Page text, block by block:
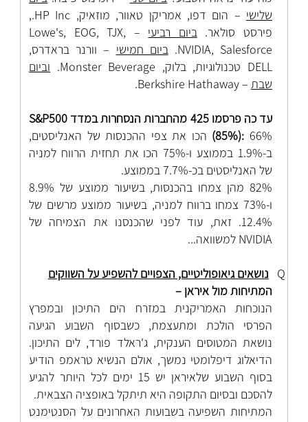
שלישי – הום דפו, אמריקן טאוור, מוזאיק, HP Inc.
,
פירסט סולאר.ביום רביעי –
Lowe's, EOG, TJX,
NVIDIA, Salesforce. ביום חמישי – וורנר בראדרס,
DELL טכנולוגיות, בלוק, Monster Beverage.
וביום
שבת – Berkshire Hathaway.
עד כה פרסמו 425 מהחברות הנסחרות במדד
S&P500
(85%): 66% הכו את צפי ההכנסות של האנליסטים,
ב-1.9% בממוצע ו-75% הכו את תחזית הרווח למניה
של האנליסטים בכ-7.7% בממוצע.
82% מהן צמחו בהכנסות, בשיעור ממוצע של 8.9%
ו-73% צמחו ברווח למניה, בשיעור ממוצע מרשים של
12.4%. זאת, עוד לפני שהכנסנו את הצמיחה של
NVIDIA למשוואה...
Q
נושאים גיאופוליטיים, הצפויים להשפיע על השווקים
המתיחות מול איראן –
הנוכחות האמריקנית במזרח הים התיכון ובמפרץ
הפרסי הולכת ומתעצמת, כשבסוף השבוע הגיעה
נושאת המטוסים הענקית, ג'ראלד פורד, לים התיכון.
הדיאלוג דיפלומטי נמשך, אולם הנשיא טראמפ הודיע
בסוף השבוע שלאיראן יש 15 ימים לכל היותר להגיע
להסכם ובסיום התקופה היא תיתקל באופציה הצבאית.
המתיחות השפיעה בשבועות האחרונים על הסנטימנט